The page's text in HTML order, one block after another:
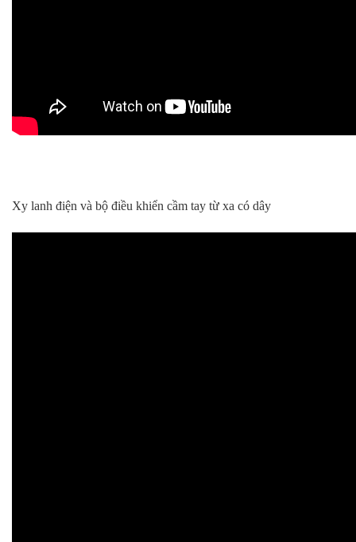
Xy lanh điện và bộ điều khiển cầm tay từ xa có dây